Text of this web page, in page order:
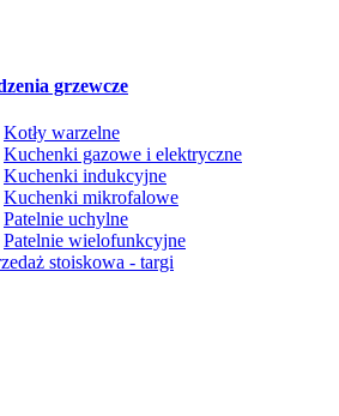
grzewcze
Kotły warzelne
Kuchenki gazowe i elektryczne
Kuchenki indukcyjne
Kuchenki mikrofalowe
Patelnie uchylne
Patelnie wielofunkcyjne